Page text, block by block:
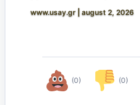
www.usay.gr august 2, 2026
(0) (0)